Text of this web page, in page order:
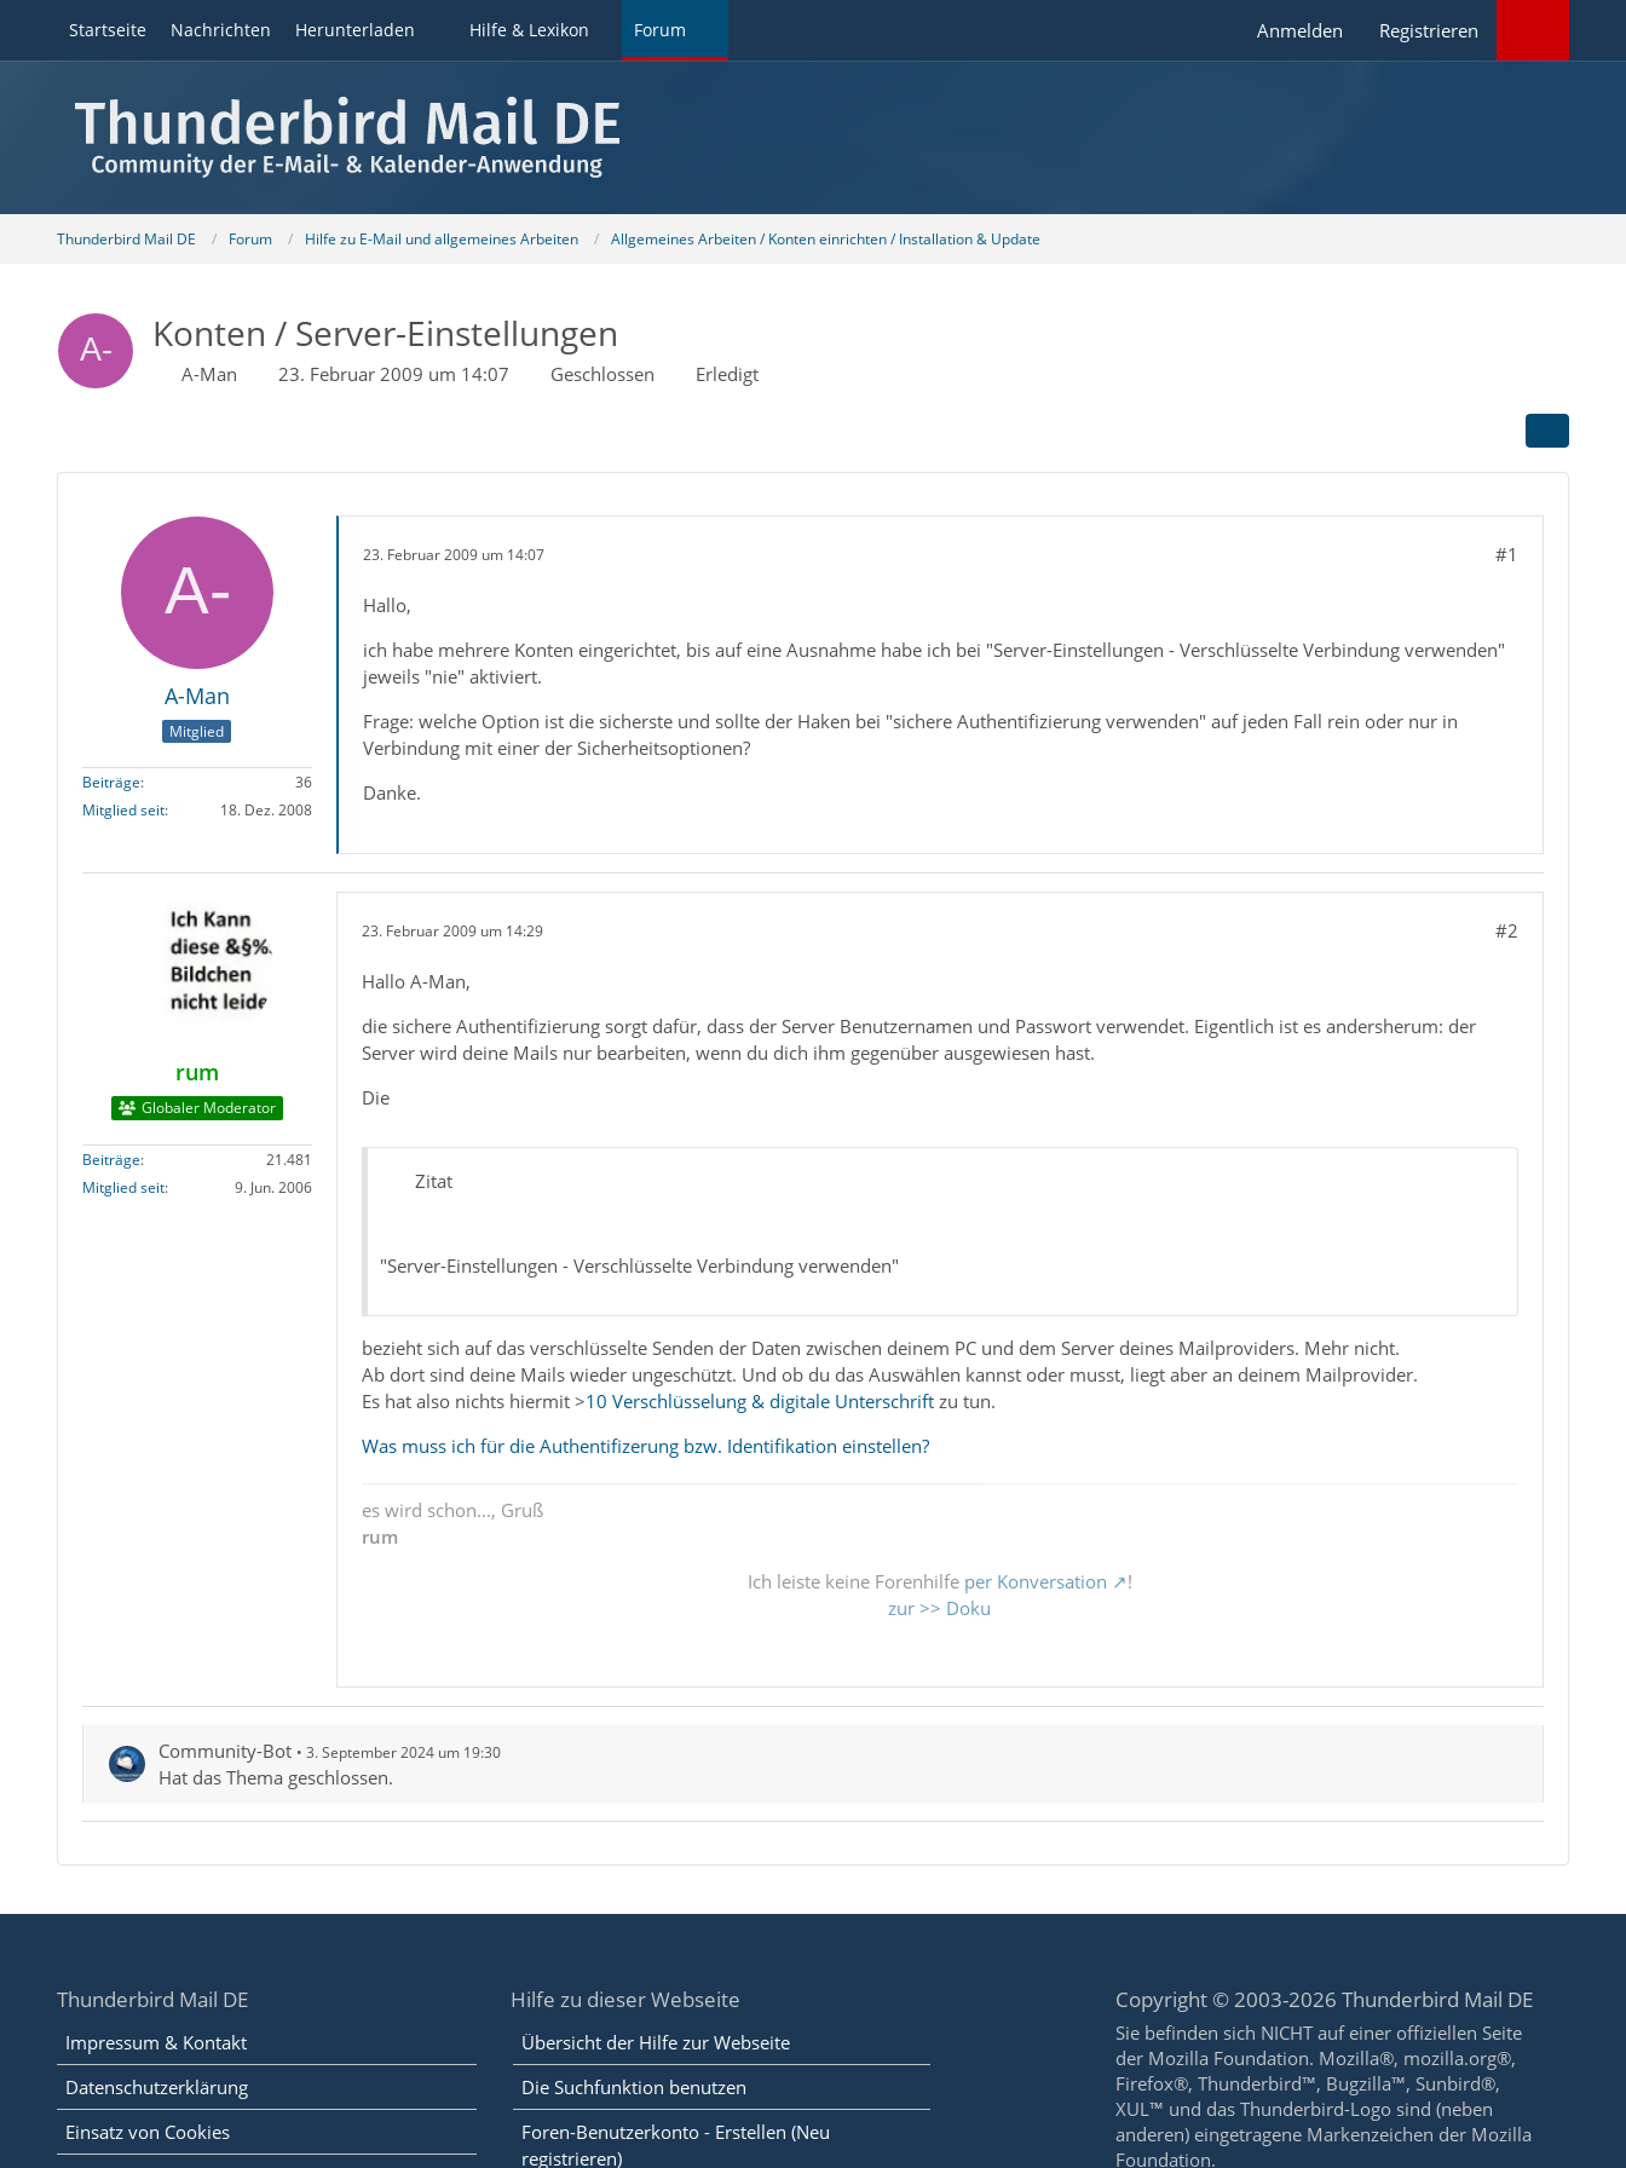
Startseite Nachrichten Herunterladen Hilfe & Lexikon Forum Anmelden Registrieren
Thunderbird Mail DE Forum Hilfe zu E-Mail und allgemeines Arbeiten Allgemeines Arbeiten / Konten einrichten / Installation & Update
Konten / Server-Einstellungen
A-Man 23. Februar 2009 um 14:07 Geschlossen Erledigt
A-Man
Mitglied
Beiträge
36
Mitglied seit
18. Dez. 2008
23. Februar 2009 um 14:07 #1
Hallo,
ich habe mehrere Konten eingerichtet, bis auf eine Ausnahme habe ich bei "Server-Einstellungen - Verschlüsselte Verbindung verwenden"
jeweils "nie" aktiviert.
Frage: welche Option ist die sicherste und sollte der Haken bei "sichere Authentifizierung verwenden" auf jeden Fall rein oder nur in
Verbindung mit einer der Sicherheitsoptionen?
Danke.
rum
Globaler Moderator
Beiträge
21.481
Mitglied seit
9. Jun. 2006
23. Februar 2009 um 14:29 #2
Hallo A-Man,
die sichere Authentifizierung sorgt dafür, dass der Server Benutzernamen und Passwort verwendet. Eigentlich ist es andersherum: der
Server wird deine Mails nur bearbeiten, wenn du dich ihm gegenüber ausgewiesen hast.
Die
Zitat
"Server-Einstellungen - Verschlüsselte Verbindung verwenden"
bezieht sich auf das verschlüsselte Senden der Daten zwischen deinem PC und dem Server deines Mailproviders. Mehr nicht.
Ab dort sind deine Mails wieder ungeschützt. Und ob du das Auswählen kannst oder musst, liegt aber an deinem Mailprovider.
Es hat also nichts hiermit >10 Verschlüsselung & digitale Unterschriftzu tun.
Was muss ich für die Authentifizerung bzw. Identifikation einstellen?
es wird schon..., Gruß
rum
Ich leiste keine Forenhilfe per Konversation
!
zur >> Doku
Community-Bot 3. September 2024 um 19:30
Hat das Thema geschlossen.
Thunderbird Mail DE
Impressum & Kontakt
Datenschutzerklärung
Einsatz von Cookies
Hilfe zu dieser Webseite
Übersicht der Hilfe zur Webseite
Die Suchfunktion benutzen
Foren-Benutzerkonto - Erstellen (Neu
registrieren)
Copyright © 2003-2026 Thunderbird Mail DE
Sie befinden sich NICHT auf einer offiziellen Seite
der Mozilla Foundation. Mozilla®, mozilla.org®,
Firefox®, Thunderbird™, Bugzilla™, Sunbird®,
XUL™ und das Thunderbird-Logo sind (neben
anderen) eingetragene Markenzeichen der Mozilla
Foundation.